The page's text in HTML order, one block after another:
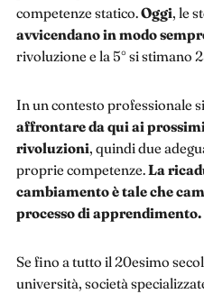
competenze statico.Oggi, le
avvicendano in modo
rivoluzione e la 5° si stimano
In un contesto professionale
affrontare da qui ai
rivoluzioni, quindi due
proprie competenze.La
cambiamento è tale che
processo di apprendimento.
Se fino a tutto il 20esimo
università, società